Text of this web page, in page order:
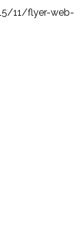
11/flyer-web-